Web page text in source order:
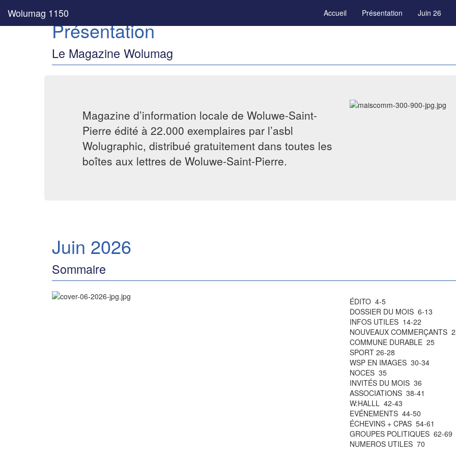
Wolumag 1150 Accueil Présentation Juin 26
Présentation
Le Magazine Wolumag
Magazine d’information locale de Woluwe-Saint-
Pierre édité à 22.000 exemplaires par l’asbl
Wolugraphic, distribué gratuitement dans toutes les
boîtes aux lettres de Woluwe-Saint-Pierre.
Juin 2026
Sommaire
ÉDITO 4-5
DOSSIER DU MOIS 6-13
INFOS UTILES 14-22
NOUVEAUX COMMERÇANTS
COMMUNE DURABLE 25
SPORT 26-28
WSP EN IMAGES 30-34
NOCES 35
INVITÉS DU MOIS 36
ASSOCIATIONS 38-41
W:HALLL 42-43
EVÉNEMENTS 44-50
ÉCHEVINS + CPAS 54-61
GROUPES POLITIQUES 62-69
NUMEROS UTILES 70